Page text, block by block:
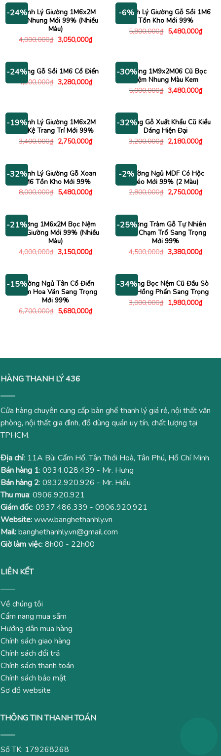
2,990,000₫.
-24%
Thanh Lý Giường 1M6x2M
Bọc Nhung Mới 99% (Nhiều
Màu)
4,000,000₫ Giá
gốc
3,050,000₫Giá
hiện
3,050,000₫.
-6%
Thanh Lý Giường Gỗ Sồi 1M6
Tồn Kho Mới 99%
5,800,000₫ Giá
gốc
5,480,000₫Giá
hiện
-24%
Giường Gỗ Sồi 1M6 Cổ Điển
4,300,000₫ Giá
gốc
3,280,000₫Giá
hiện
-30%
Giường 1M9x2M06 Cũ Bọc
Nệm Nhung Màu Kem
5,000,000₫ Giá
gốc
3,480,000₫Giá
hiện
-19%
Thanh Lý Giường 1M6x2M
Có Kệ Trang Trí Mới 99%
3,400,000₫ Giá
gốc
2,750,000₫Giá
hiện
2,750,000₫.
-32%
Giường Gỗ Xuất Khẩu Cũ Kiểu
Dáng Hiện Đại
3,200,000₫ Giá
gốc
2,180,000₫Giá
hiện
-32%
Thanh Lý Giường Gỗ Xoan
1M6 Tồn Kho Mới 99%
8,000,000₫ Giá
gốc
5,480,000₫Giá
hiện
5,480,000₫.
-2%Giường Ngủ MDF Có Hộc
Kéo Mới 99% (2 Màu)
2,800,000₫ Giá
gốc
2,750,000₫Giá
hiện
-21%
Giường 1M6x2M Bọc Nệm
Đầu Giường Mới 99% (Nhiều
Màu)
4,000,000₫ Giá
gốc
3,150,000₫Giá
hiện
3,150,000₫.
-25%
Giường Tràm Gỗ Tự Nhiên
Đầu Chạm Trổ Sang Trọng
Mới 99%
4,500,000₫ Giá
gốc
3,380,000₫Giá
hiện
-15%Giường Ngủ Tân Cổ Điển
Chạm Hoa Văn Sang Trọng
Mới 99%
6,700,000₫ Giá
gốc
5,680,000₫Giá
hiện
-34%
Giường Bọc Nệm Cũ Đầu Sò
Màu Hồng Phấn Sang Trọng
3,000,000₫ Giá
gốc
1,980,000₫Giá
hiện
HÀNG THANH LÝ 436
Cửa hàng chuyên cung cấp bàn ghế thanh lý giá rẻ, nội thất văn
phòng, nội thất gia đình, đồ dùng quán uy tín, chất lượng tại
TPHCM.
Địa chỉ: 11A Bùi Cẩm Hổ, Tân Thới Hoà, Tân Phú, Hồ Chí Minh
Bán hàng 1: 0934.028.439 - Mr. Hưng
Bán hàng 2: 0932.920.926 - Mr. Hiếu
Thu mua: 0906.920.921
Giám đốc: 0937.486.339 - 0906.920.921
Website:www.banghethanhly.vn
Mail:banghethanhly.vn@gmail.com
Giờ làm việc: 8h00 - 22h00
LIÊN KẾT
Về chúng tôi
Cẩm nang mua sắm
Hướng dẫn mua hàng
Chính sách giao hàng
Chính sách đổi trả
Chính sách thanh toán
Chính sách bảo mật
Sơ đồ website
THÔNG TIN THANH TOÁN
Số TK: 179268268